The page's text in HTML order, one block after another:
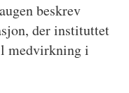
beskrev
der instituttet
medvirkning i